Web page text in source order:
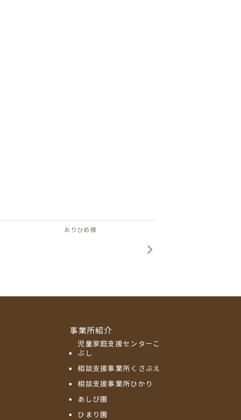
おりひめ様
事業所紹介
児童家庭支援センターこ
ぶし
相談支援事業所くさぶえ
相談支援事業所ひかり
あしび園
ひまり園